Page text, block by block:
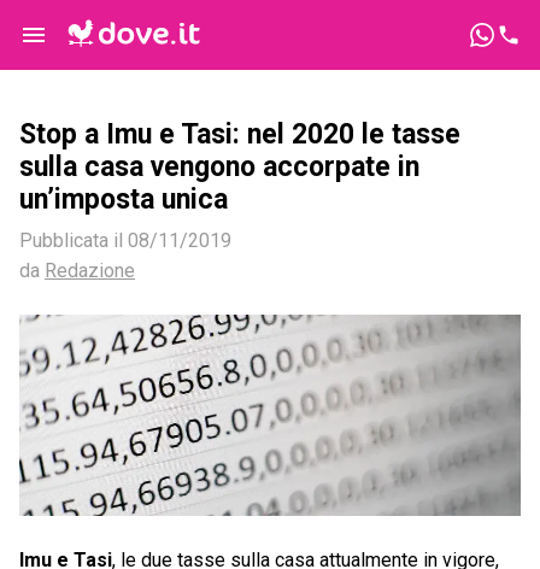
Stop a Imu e Tasi: nel 2020 le tasse
sulla casa vengono accorpate in
un’imposta unica
Pubblicata il 08/11/2019
da Redazione
Imu e Tasi, le due tasse sulla casa attualmente in vigore,